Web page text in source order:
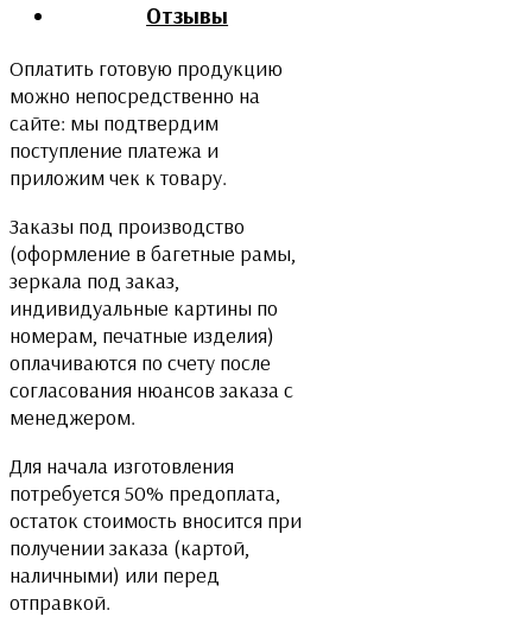
Отзывы
Оплатить готовую продукцию
можно непосредственно на
сайте: мы подтвердим
поступление платежа и
приложим чек к товару.
Заказы под производство
(оформление в багетные рамы,
зеркала под заказ,
индивидуальные картины по
номерам, печатные изделия)
оплачиваются по счету после
согласования нюансов заказа с
менеджером.
Для начала изготовления
потребуется 50% предоплата,
остаток стоимость вносится при
получении заказа (картой,
наличными) или перед
отправкой.